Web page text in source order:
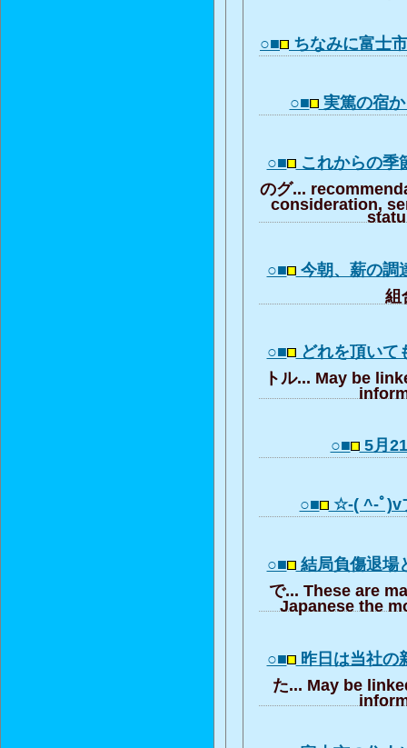
○■ ちなみに富士
○■ 実篤の宿
○■ これからの
のグ...
consideration,
○■ 今朝、薪の
組
○■ どれを頂い
トル... May be
○■ 5月
○■ ☆-( ^-ﾟ)v
○■ 結局負傷退
で... These are
Japanese the
○■ 昨日は当社
た... May be